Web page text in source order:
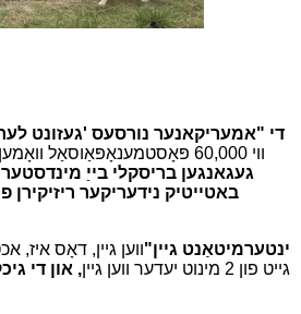
די "אמעריקאנער נורסעס 'געזונט
ווי 60,000 פּאָסטמענאָפּאַוסאַל וואָמען און געפונען אַז
געגאנגען בריסקלי בייַ
באטייטיק נידעריקער ריזיקירן
"ינטערמיטאַנט גיין"
גייט פון 2 מינוט יעדער ווען גיין
, און די